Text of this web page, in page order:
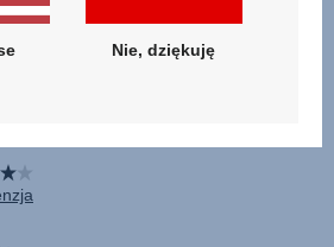
Nie, dziękuję